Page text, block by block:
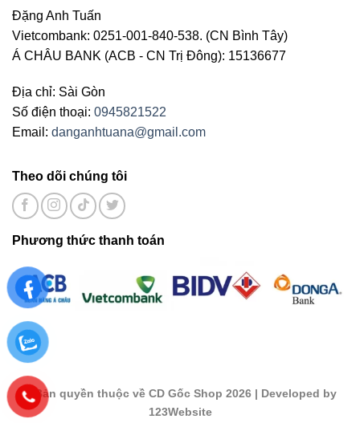
Đặng Anh Tuấn
Vietcombank: 0251-001-840-538. (CN Bình Tây)
Á CHÂU BANK (ACB - CN Trị Đông): 15136677
Địa chỉ: Sài Gòn
Số điện thoại: 0945821522
Email: danganhtuana@gmail.com
Theo dõi chúng tôi
Phương thức thanh toán
© Bản quyền thuộc về CD Gốc Shop 2026 | Developed by
123Website